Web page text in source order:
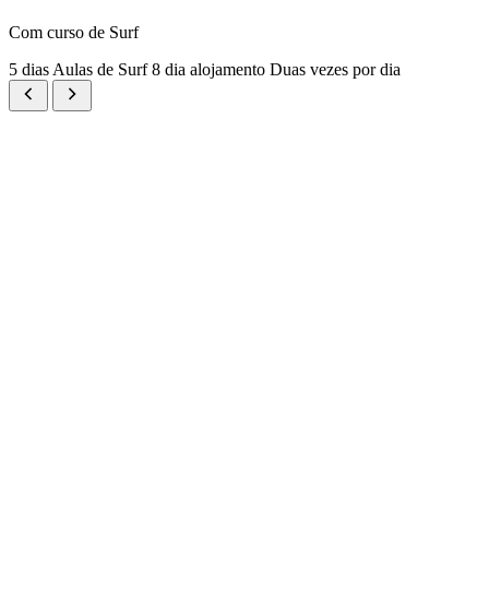
Com curso de Surf
5 dias Aulas de Surf 8 dia alojamento Duas vezes por dia